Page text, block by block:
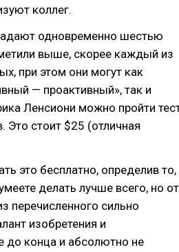
коллег.
одновременно шестью
выше, скорее каждый из
при этом они могут как
— проактивный», так и
Ленсиони можно пройти
Это стоит $25 (отличная
это бесплатно, определив то,
делать лучше всего, но от
перечисленного сильно
изобретения и
до конца и абсолютно не